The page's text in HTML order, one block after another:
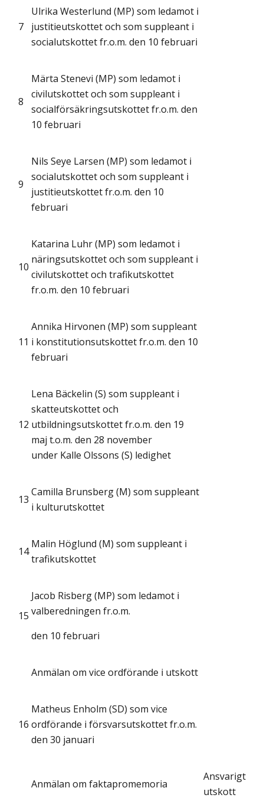
7
Ulrika Westerlund (MP) som ledamot i
justitieutskottet och som suppleant i
socialutskottet fr.o.m. den 10 februari
8
Märta Stenevi (MP) som ledamot i
civilutskottet och som suppleant i
socialförsäkringsutskottet fr.o.m. den
10 februari
9
Nils Seye Larsen (MP) som ledamot i
socialutskottet och som suppleant i
justitieutskottet fr.o.m. den 10
februari
10
Katarina Luhr (MP) som ledamot i
näringsutskottet och som suppleant i
civilutskottet och trafikutskottet
fr.o.m. den 10 februari
11
Annika Hirvonen (MP) som suppleant
i konstitutionsutskottet fr.o.m. den 10
februari
12
Lena Bäckelin (S) som suppleant i
skatteutskottet och
utbildningsutskottet fr.o.m. den 19
maj t.o.m. den 28 november
under Kalle Olssons (S) ledighet
13
Camilla Brunsberg (M) som suppleant
i kulturutskottet
14
Malin Höglund (M) som suppleant i
trafikutskottet
15
Jacob Risberg (MP) som ledamot i
valberedningen fr.o.m.
den 10 februari
Anmälan om vice ordförande i utskott
16
Matheus Enholm (SD) som vice
ordförande i försvarsutskottet fr.o.m.
den 30 januari
Anmälan om faktapromemoria
Ansvarigt
utskott